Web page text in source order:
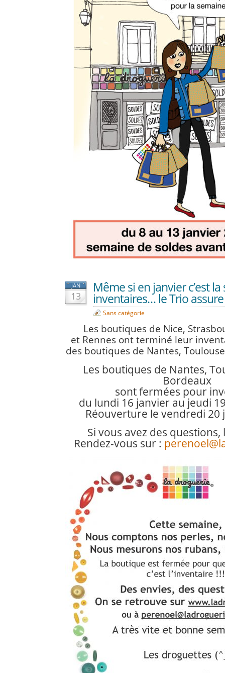
JAN
13
Même si en janvier c’est
inventaires… le Trio
Sans catégorie
Les boutiques de Nice,
et Rennes ont terminé leur
des boutiques de Nantes,
Les boutiques de Nantes,
Bordeaux
sont fermées pour
du lundi 16 janvier au jeudi
Réouverture le vendredi 20
Si vous avez des questions,
Rendez-vous sur :